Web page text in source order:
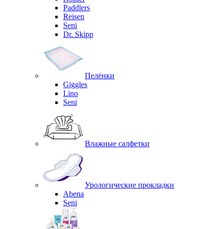
Paddlers
Reisen
Seni
Dr. Skipp
Пелёнки
Giggles
Lino
Seni
Влажные салфетки
Урологические прокладки
Abena
Seni